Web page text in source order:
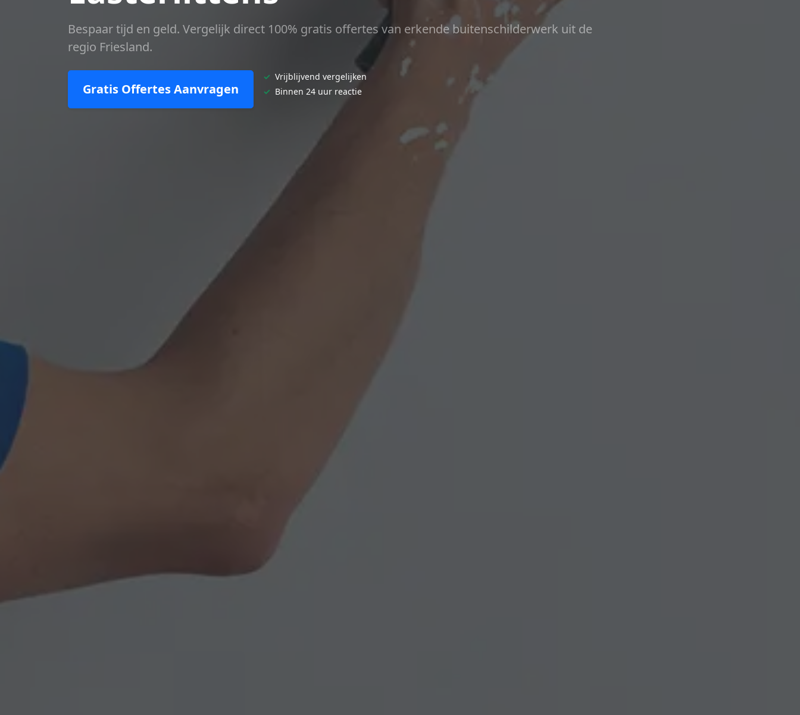
Bespaar tijd en geld. Vergelijk direct 100% gratis offertes van erkende buitenschilderwerk uit de
regio Friesland.
Gratis Offertes Aanvragen
✓ Vrijblijvend vergelijken
✓ Binnen 24 uur reactie